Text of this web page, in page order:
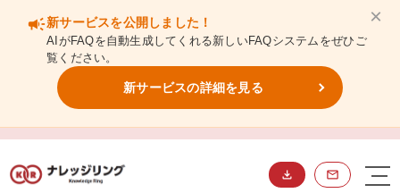
campaign新サービスを公開しました！
AIがFAQを自動生成してくれる新しいFAQシステムをぜひご
覧ください。
新サービスの詳細を見る
×